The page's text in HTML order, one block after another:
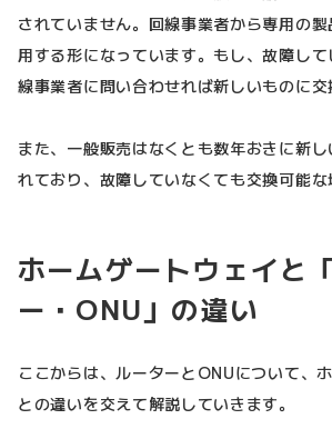
されていません。回線事業者から専用の
用する形になっています。もし、故障し
線事業者に問い合わせれば新しいものに交
また、一般販売はなくとも数年おきに新
れており、故障していなくても交換可能な
ホームゲートウェイと
ー・ONU」の違い
ここからは、ルーターとONUについて、
との違いを交えて解説していきます。